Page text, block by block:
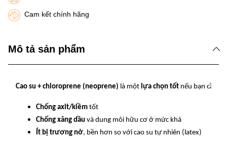
Cam kết chính hãng
Mô tả sản phẩm
Cao su + chloroprene (neoprene) là một lựa chọn tốt nếu bạn cần
Chống axit/kiềm tốt
Chống xăng dầu và dung môi hữu cơ ở mức khá
Ít bị trương nở, bền hơn so với cao su tự nhiên (latex)